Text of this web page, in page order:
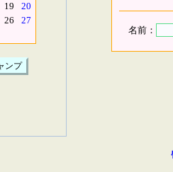
19
20
26
27
名前：